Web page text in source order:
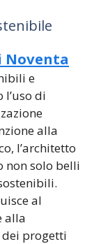
Noventa
e
di
alla
l’architetto
non solo belli
al
alla
progetti